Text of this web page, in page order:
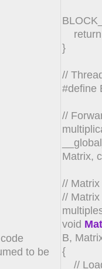
to be
}
//
#define
//
Matrix,
//
//
void
B,
{
//